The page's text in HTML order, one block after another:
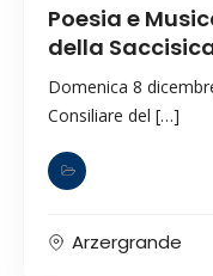
Poesia e
della
Domenica 8
Consiliare del […]
Arzergrande